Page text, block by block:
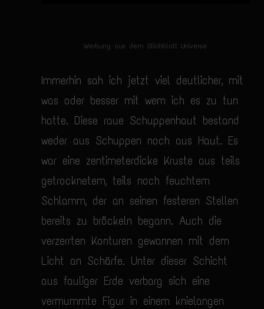
Werbung aus dem Stichblatt Universe
Immerhin sah ich jetzt viel deutlicher, mit
was oder besser mit wem ich es zu tun
hatte. Diese raue Schuppenhaut bestand
weder aus Schuppen noch aus Haut. Es
war eine zentimeterdicke Kruste aus teils
getrocknetem, teils noch feuchtem
Schlamm, der an seinen festeren Stellen
bereits zu bröckeln begann. Auch die
verzerrten Konturen gewannen mit dem
Licht an Schärfe. Unter dieser Schicht
aus fauliger Erde verbarg sich eine
vermummte Figur in einem knielangen